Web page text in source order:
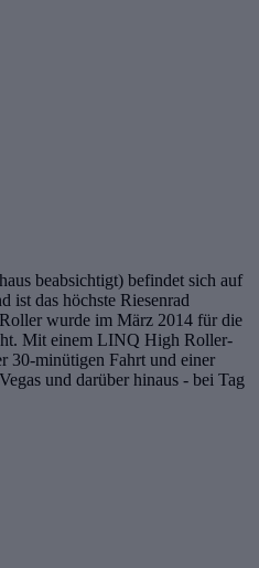
beabsichtigt) befindet sich auf
ist das höchste Riesenrad
wurde im März 2014 für die
Mit einem LINQ High Roller-
30-minütigen Fahrt und einer
und darüber hinaus - bei Tag